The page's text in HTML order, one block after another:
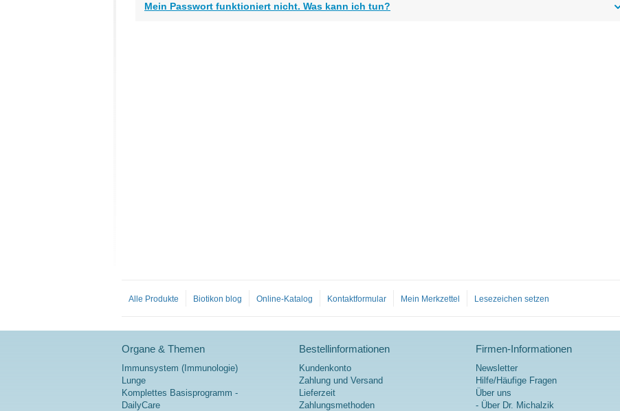
Mein Passwort funktioniert nicht. Was kann ich tun?
Alle Produkte Biotikon blog Online-Katalog Kontaktformular Mein Merkzettel Lesezeichen setzen
Organe & Themen
Immunsystem (Immunologie)
Lunge
Komplettes Basisprogramm -
DailyCare
Bestellinformationen
Kundenkonto
Zahlung und Versand
Lieferzeit
Zahlungsmethoden
Firmen-Informationen
Newsletter
Hilfe/Häufige Fragen
Über uns
- Über Dr. Michalzik